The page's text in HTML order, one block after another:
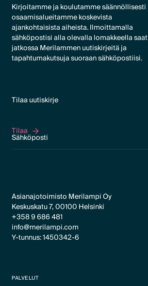
Kirjoitamme ja koulutamme säännöllisesti
osaamisalueitamme koskevista
ajankohtaisista aiheista. Ilmoittamalla
sähköpostisi alla olevalla lomakkeella saat
jatkossa Merilammen uutiskirjeitä ja
tapahtumakutsuja suoraan sähköpostiisi.
Tilaa uutiskirje
Tilaa
Tilaa
Asianajotoimisto Merilampi Oy
Keskuskatu 7, 00100 Helsinki
+358 9 686 481
info@merilampi.com
Y-tunnus: 1450342-6
PALVELUT